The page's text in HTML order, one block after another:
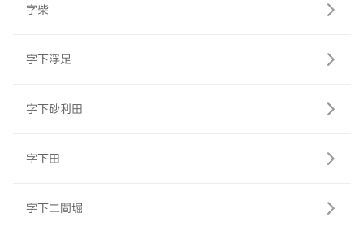
字柴
字下浮足
字下砂利田
字下田
字下二間堀